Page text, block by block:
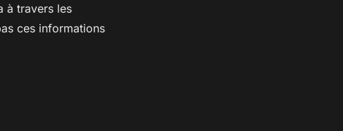
à travers les
ces informations